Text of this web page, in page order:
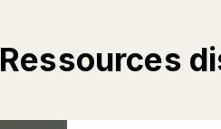
Ressources